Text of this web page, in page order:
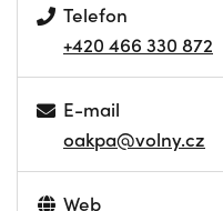
Telefon
+420 466 330 872
E-mail
oakpa@volny.cz
Web